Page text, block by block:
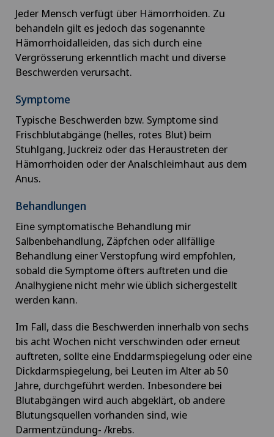
Jeder Mensch verfügt über Hämorrhoiden. Zu
behandeln gilt es jedoch das sogenannte
Hämorrhoidalleiden, das sich durch eine
Vergrösserung erkenntlich macht und diverse
Beschwerden verursacht.
Symptome
Typische Beschwerden bzw. Symptome sind
Frischblutabgänge (helles, rotes Blut) beim
Stuhlgang, Juckreiz oder das Heraustreten der
Hämorrhoiden oder der Analschleimhaut aus dem
Anus.
Behandlungen
Eine symptomatische Behandlung mir
Salbenbehandlung, Zäpfchen oder allfällige
Behandlung einer Verstopfung wird empfohlen,
sobald die Symptome öfters auftreten und die
Analhygiene nicht mehr wie üblich sichergestellt
werden kann.
Im Fall, dass die Beschwerden innerhalb von sechs
bis acht Wochen nicht verschwinden oder erneut
auftreten, sollte eine Enddarmspiegelung oder eine
Dickdarmspiegelung, bei Leuten im Alter ab 50
Jahre, durchgeführt werden. Inbesondere bei
Blutabgängen wird auch abgeklärt, ob andere
Blutungsquellen vorhanden sind, wie
Darmentzündung- /krebs.